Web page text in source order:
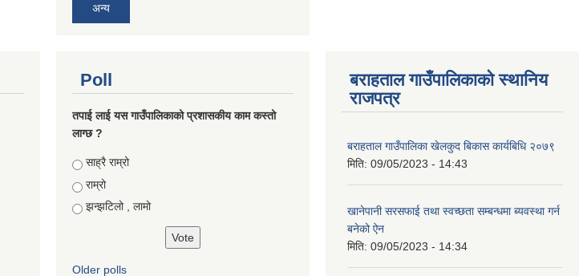
अन्य
Poll
तपाई लाई यस गाउँपालिकाको प्रशासकीय काम कस्तो
लाग्छ ?
Choices
साह्रै राम्रो
राम्रो
झन्झटिलो , लामो
Older polls
बराहताल गाउँपालिकाको स्थानिय
राजपत्र
बराहताल गाउँपालिका खेलकुद बिकास कार्यबिधि २०७९
मिति: 09/05/2023 - 14:43
खानेपानी सरसफाई तथा स्वच्छता सम्बन्धमा ब्यवस्था गर्न
बनेको ऐन
मिति: 09/05/2023 - 14:34